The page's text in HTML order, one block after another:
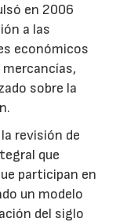
en 2006
a las
económicos
sobre la
revisión de
que
participan en
un modelo
del siglo